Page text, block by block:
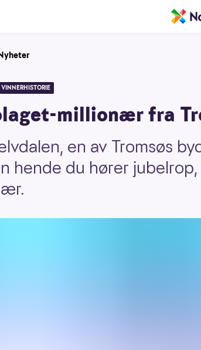
VINNERHISTORIE
millionær fra
en av Tromsøs
hende du hører